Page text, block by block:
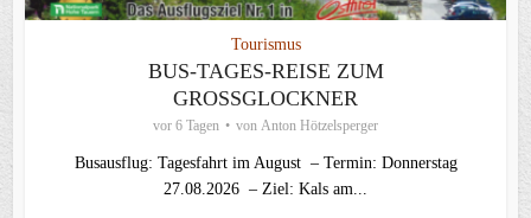
Tourismus
BUS-TAGES-REISE ZUM
GROSSGLOCKNER
vor 6 Tagen von Anton Hötzelsperger
Busausflug: Tagesfahrt im August – Termin: Donnerstag
27.08.2026 – Ziel: Kals am...